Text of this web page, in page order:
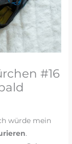
#16
würde mein
.